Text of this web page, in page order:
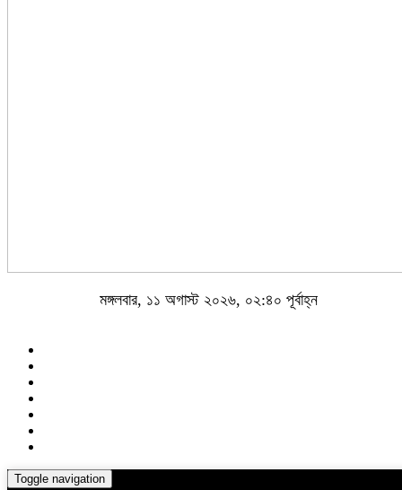
মঙ্গলবার, ১১ অগাস্ট ২০২৬, ০২:৪০ পূর্বাহ্ন
Toggle navigation